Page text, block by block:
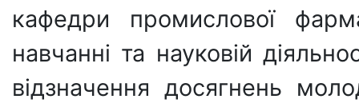
кафедри промислової
навчанні та науковій
відзначення досягнень